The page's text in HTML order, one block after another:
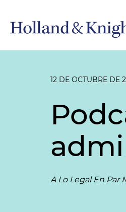
12 DE OCTUBRE DE
A Lo Legal En Par